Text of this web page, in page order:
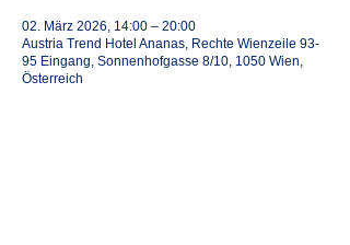
02. März 2026, 14:00 – 20:00
Austria Trend Hotel Ananas, Rechte Wienzeile 93-
95 Eingang, Sonnenhofgasse 8/10, 1050 Wien,
Österreich